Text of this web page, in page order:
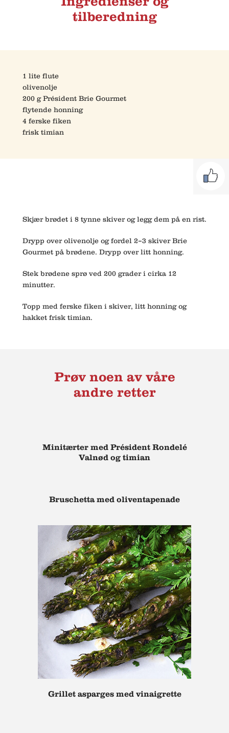
tilberedning
1 lite flute
olivenolje
200 g Président Brie Gourmet
flytende honning
4 ferske fiken
frisk timian
Skjær brødet i 8 tynne skiver og legg dem på en rist.
Drypp over olivenolje og fordel 2–3 skiver Brie
Gourmet på brødene. Drypp over litt honning.
Stek brødene sprø ved 200 grader i cirka 12
minutter.
Topp med ferske fiken i skiver, litt honning og
hakket frisk timian.
Prøv noen av våre
andre retter
Minitærter med Président Rondelé
Valnød og timian
Bruschetta med oliventapenade
Grillet asparges med vinaigrette